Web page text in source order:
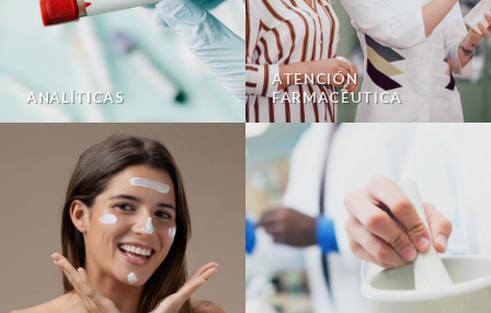
ANALÍTICAS
ATENCIÓN
FARMACÉUTICA